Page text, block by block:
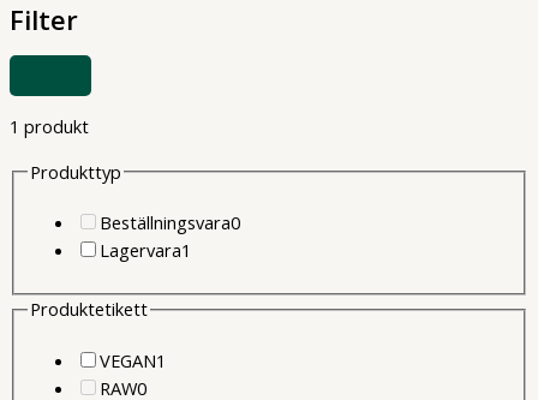
Filter
ELLER
FILTER
1 produkt
Produkttyp
Beställningsvara00
Lagervara1
Produktetikett
VEGAN1
RAW00